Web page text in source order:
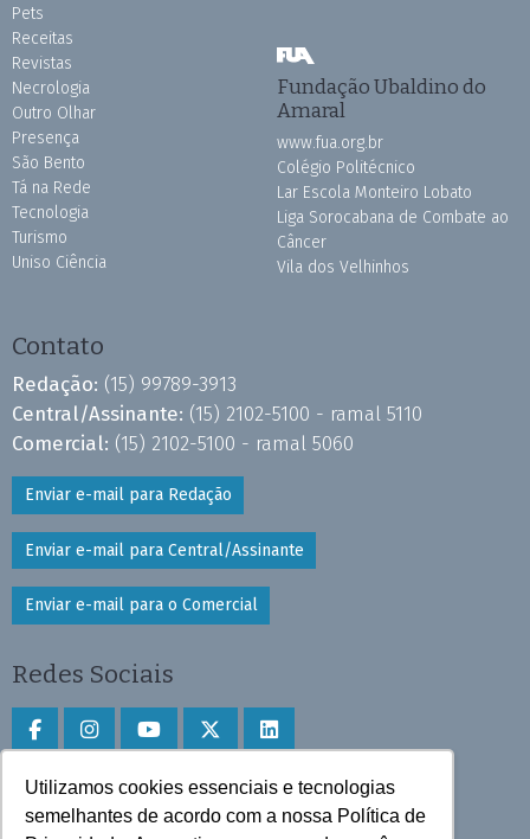
Utilizamos cookies essenciais e tecnologias
semelhantes de acordo com a nossa Política de
Pets
Receitas
Revistas
Necrologia
Outro Olhar
Presença
São Bento
Tá na Rede
Tecnologia
Turismo
Uniso Ciência
Fundação Ubaldino do
Amaral
www.fua.org.br
Colégio Politécnico
Lar Escola Monteiro Lobato
Liga Sorocabana de Combate ao
Câncer
Vila dos Velhinhos
Contato
Redação: (15) 99789-3913
Central/Assinante: (15) 2102-5100 - ramal 5110
Comercial: (15) 2102-5100 - ramal 5060
Enviar e-mail para Redação
Enviar e-mail para Central/Assinante
Enviar e-mail para o Comercial
Redes Sociais
Faça download do aplicativo